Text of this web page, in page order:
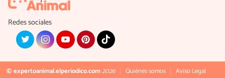
Redes sociales
© expertoanimal.elperiodico.com2026 Quiénes somos Aviso Legal